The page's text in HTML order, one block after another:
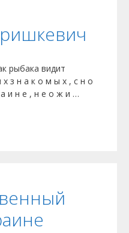
рыбака видит
з н а к о м ы х , с н о
и н е , н е о ж и …